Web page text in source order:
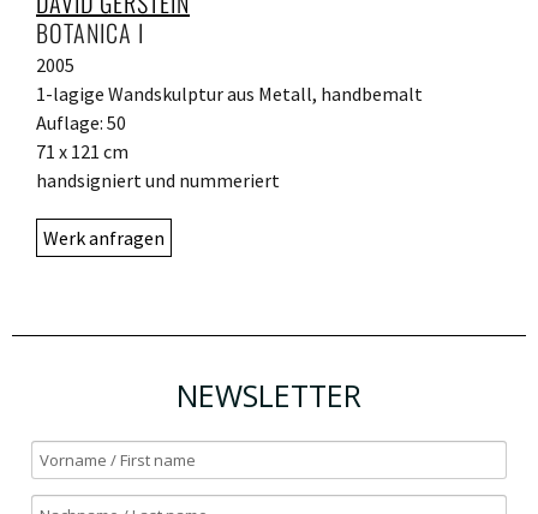
BOTANICA I
2005
1-lagige Wandskulptur aus Metall, handbemalt
Auflage: 50
71 x 121 cm
handsigniert und nummeriert
Werk anfragen
NEWSLETTER